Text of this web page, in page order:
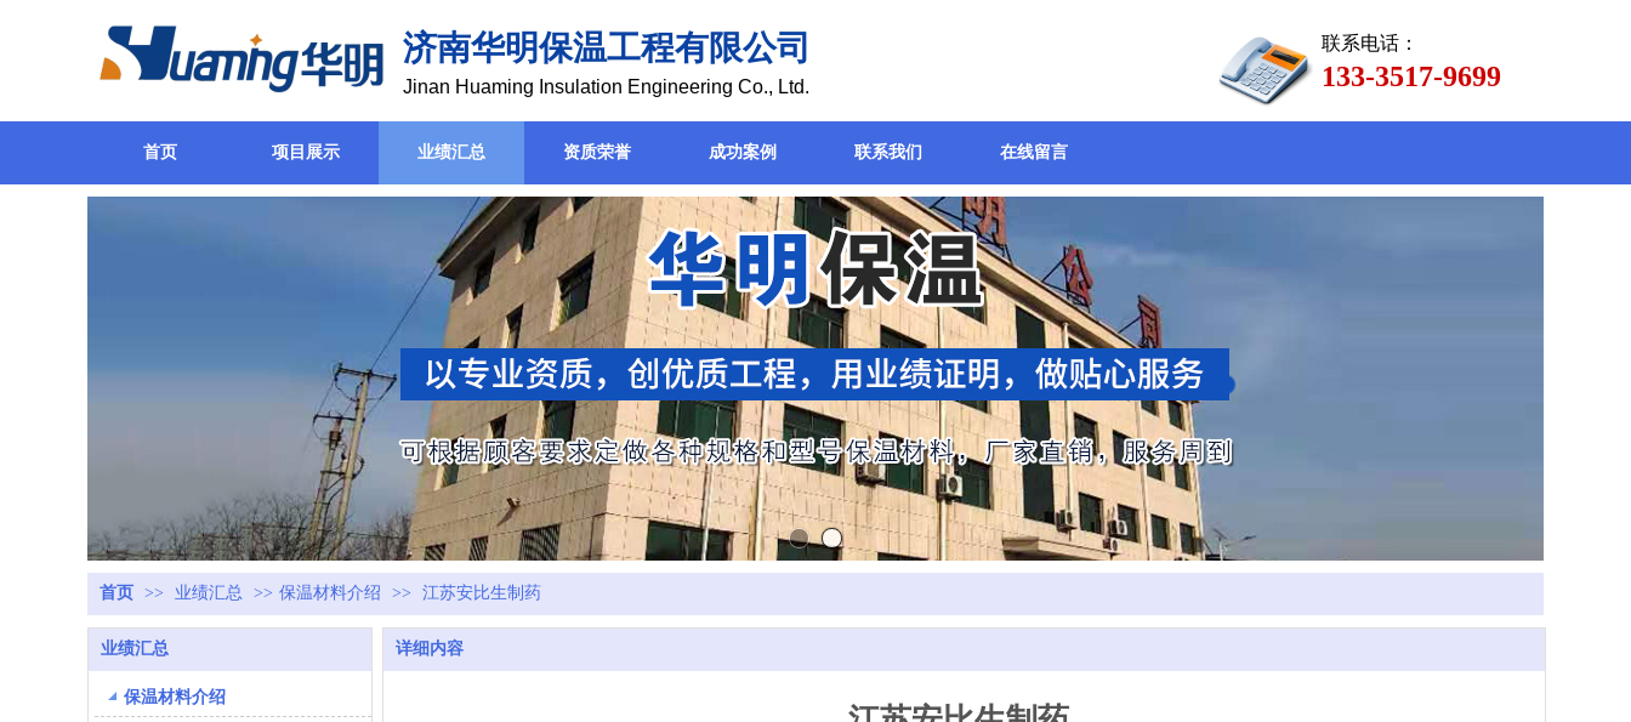
济南华明保温工程有限公司
Jinan Huaming Insulation Engineering Co., Ltd. 133-3517-9699
联系电话：
首页 项目展示 业绩汇总 资质荣誉 成功案例 联系我们 在线留言
首页 >> 业绩汇总 >> 保温材料介绍 >> 江苏安比生制药
业绩汇总
保温材料介绍
详细内容